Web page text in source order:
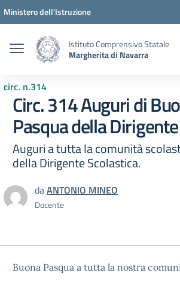
Vai ai contenuti
Vai al menu di navigazione
Vai al footer
Ministero dell'Istruzione
Istituto Comprensivo Statale
Margherita di Navarra
circ. n.314
Circ. 314 Auguri di
Pasqua della
Auguri a tutta la comunità
della Dirigente Scolastica.
daANTONIO MINEO
Docente
Buona Pasqua a tutta la nostra